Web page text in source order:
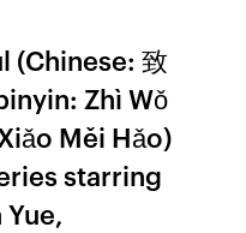
(Chinese: 致
Zhì Wǒ
Měi Hǎo)
starring